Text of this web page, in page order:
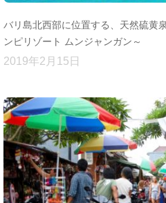
バリ島北西部に位置する、天然硫黄
ンピリゾート ムンジャンガン～
2019年2月15日